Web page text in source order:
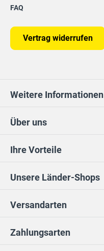
Ihre Vorteile
Unsere Länder-Shops
Über uns
FAQ
Vertrag widerrufen
Weitere Informationen
Zahlungsarten
Versandarten